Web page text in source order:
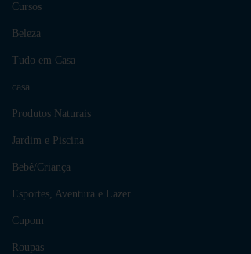
Cursos
Beleza
Tudo em Casa
casa
Produtos Naturais
Jardim e Piscina
Bebê/Criança
Esportes, Aventura e Lazer
Cupom
Roupas